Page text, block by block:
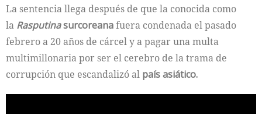
La sentencia llega después de que la conocida como
la Rasputinasurcoreanafuera condenada el pasado
febrero a 20 años de cárcel y a pagar una multa
multimillonaria por ser el cerebro de la trama de
corrupción que escandalizó al país asiático.